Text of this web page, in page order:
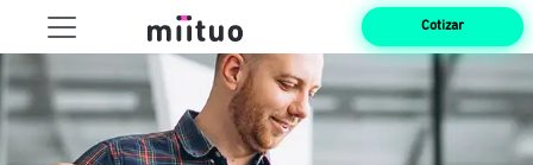
Cotizar